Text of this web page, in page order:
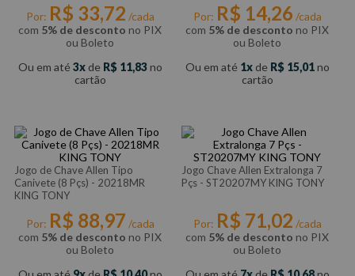
Por: R$ 33,72 /cada
com 5% de desconto no PIX
ou Boleto
Ou em até 3 de R$ 11,83no
cartão
Por: R$ 14,26 /cada
com 5% de desconto no PIX
ou Boleto
Ou em até 1 de R$ 15,01no
cartão
Jogo de Chave Allen Tipo
Canivete (8 Pçs) - 20218MR
KING TONY
Por: R$ 88,97 /cada
com 5% de desconto no PIX
ou Boleto
Jogo Chave Allen Extralonga 7
Pçs - ST20207MY KING TONY
Por: R$ 71,02 /cada
com 5% de desconto no PIX
ou Boleto